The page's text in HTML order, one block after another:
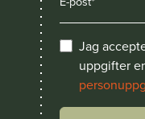
Jag
uppgifter